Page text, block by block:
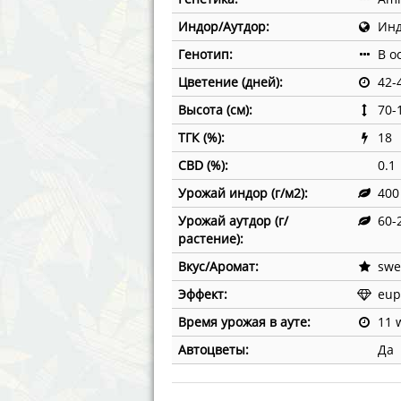
Annabelle´s Garden
Barney´s Farm
Blimburn Seeds
Bulk Seed Bank
Bulldog Seeds
Cannabella Genetics
Fast
Female
G13
Green
House
Индор/Аутдор:
Генотип:
В
Цветение (дней):
42-
Высота (см):
70-
ТГК (%):
18
CBD (%):
0.1
Урожай индор (г/м2):
400
Урожай аутдор (г/
растение):
60-
Вкус/Аромат:
Эффект:
Время урожая в ауте:
11
Автоцветы:
Да